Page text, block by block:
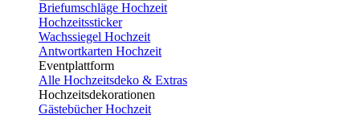
Briefumschläge Hochzeit
Hochzeitssticker
Wachssiegel Hochzeit
Antwortkarten Hochzeit
Eventplattform
Alle Hochzeitsdeko & Extras
Hochzeitsdekorationen
Gästebücher Hochzeit